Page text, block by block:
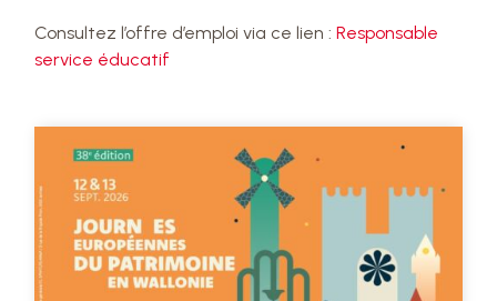
Consultez l’offre d’emploi via ce lien :Responsable
service éducatif